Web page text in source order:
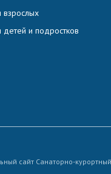
и подростков
сайт Санаторно-